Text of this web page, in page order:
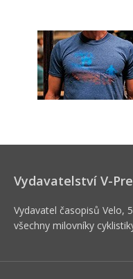
Vydavatelství V-
Vydavatel časopisů Velo,
všechny milovníky